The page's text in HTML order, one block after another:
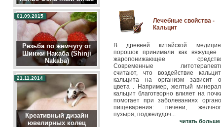
Резьба по жемчугу от
Шинжи Накаба (Shinji
Nakaba)
01.09.2015
Креативный дизайн
ювелирных колец
21.11.2014
Лечебные свойства -
Кальцит
В древней китайской
порошок принимали как вяжущее
жаропонижающее
Современные
считают, что воздействие
кальцита на организм зависит
цвета . Например, желтый
кальцит благотворно влияет на
помогает при заболеваниях
пищеварения: печени,
пузыря, поджелудоч...
читать больше